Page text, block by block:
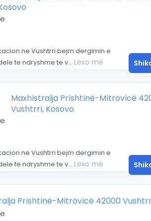
ne Vushtrri bejm dergimin e
te ndryshme te v... Lexo më
Maxhistralja Prishtinë-Mitrovicë
Vushtrri, Kosovo
ne Vushtrri bejm dergimin e
te ndryshme te v... Lexo më
Prishtinë-Mitrovicë 42000